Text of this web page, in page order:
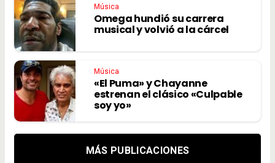
Música
Omega hundió su carrera
musical y volvió a la cárcel
Música
«El Puma» y Chayanne
estrenan el clásico «Culpable
soy yo»
MÁS PUBLICACIONES